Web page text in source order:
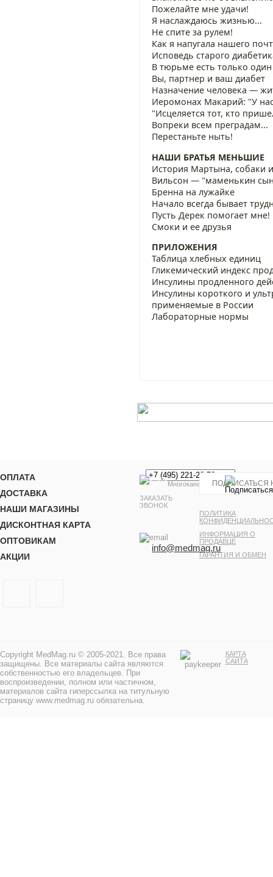
Пожелайте мне удачи!
Я наслаждаюсь жизнью...
Не спите за рулем!
Как я напугала нашего
Исповедь старого
В тюрьме есть только
Вы, партнер и ваш диабет
Назначение человека —
Иеромонах Макарий: "У
"Исцеляется тот, кто
Вопреки всем преградам...
Перестаньте ныть!
НАШИ БРАТЬЯ МЕНЬШИЕ
История Мартына, собаки
Вильсон — "маменькин
Бренна на лужайке
Начало всегда бывает
Пусть Дерек помогает мне!
Смоки и ее друзья
ПРИЛОЖЕНИЯ
Таблица хлебных единиц
Гликемический индекс
Инсулины продленного
Инсулины короткого и
применяемые в России
Лабораторные нормы
ОПЛАТА
ДОСТАВКА
НАШИ МАГАЗИНЫ
ДИСКОНТНАЯ КАРТА
ОПТОВИКАМ
АКЦИИ
Многоканальный
ЗАКАЗАТЬ
ЗВОНОК
info@medmag.ru
ПОЛИТИКА
ИНФОРМАЦИЯ О
ПРОДАВЦЕ
ГАРАНТИЯ И ОБМЕН
Copyright MedMag.ru © 2005-2021. Все права
защищены. Все материалы сайта являются
собственностью его владельцев. При
воспроизведении, полном или частичном,
материалов сайта гиперссылка на титульную
страницу www.medmag.ru обязательна.
КАРТА
САЙТА